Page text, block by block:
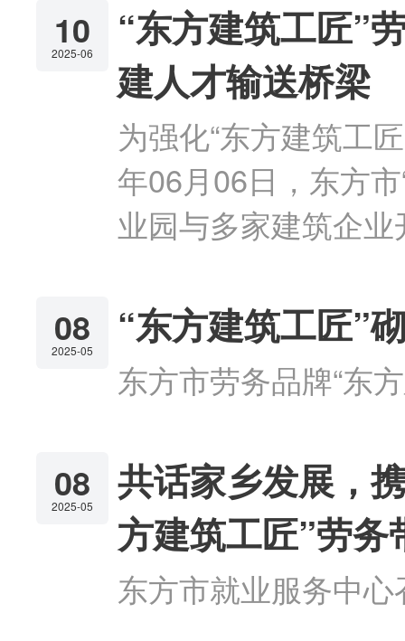
10
2025-06
“东方建筑工匠”
建人才输送桥梁
为强化“东方建筑工
年06月06日，东方
业园与多家建筑企
08
2025-05
“东方建筑工匠”
东方市劳务品牌“东
08
2025-05
共话家乡发展，
方建筑工匠”劳务
东方市就业服务中